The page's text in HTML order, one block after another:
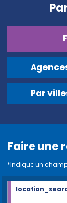
Par
Faire une
*Indique un